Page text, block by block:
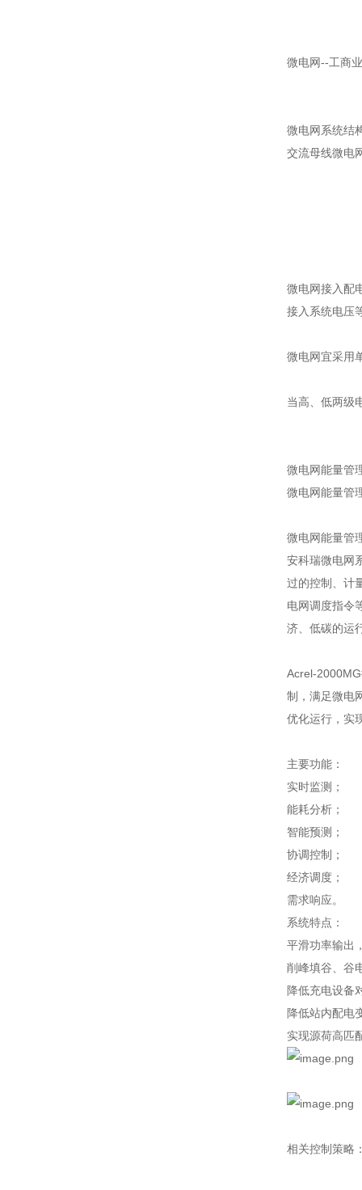
微电网--工商
微电网系统结
交流母线微电
微电网接入配
接入系统电压
微电网宜采用
当高、低两级
微电网能量管
微电网能量管
微电网能量管
安科瑞微电网
过的控制、计
电网调度指令
济、低碳的运
Acrel-
制，满足微电
优化运行，实
主要功能：
实时监测；
能耗分析；
智能预测；
协调控制；
经济调度；
需求响应。
系统特点：
平滑功率输出
削峰填谷、谷
降低充电设备
降低站内配电
实现源荷高匹
相关控制策略